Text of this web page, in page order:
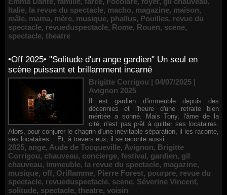
Italie, la revue du spectacle, macho, magazine, maison,
mâle, mama, mère, musique, phallus, Pouilles, revue du
spectacle, revueduspectacle, Rome, Rouen, scene,
spectacle, theatre
•Off 2025• "Solitude d'un ange gardien" Un seul en
scène puissant et brillamment incarné
Brigitte Corrigou | 04/07/2025 |
Avignon 2025
Il est gardien d'immeuble depuis des
décennies et l'heure d'une retraite bien
méritée a sonné. Mais Tony, l'âme de la
cité, n'est pas prêt à quitter ses locataires.
Alors, pour conjurer le chagrin d'une inévitable séparation, il les raconte,
ses locataires... Et, à travers eux, il se raconte aussi....
2025, ange, Aude de Tocqueville, Avignon, Brigitte
Corrigou, chauveau, concierge, festival, gardien, gil
chauveau, immeuble, la revue du spectacle, magazine,
musique, off, Oriflamme, Pierre Forest, pourpre, revue du
spectacle, revueduspectacle, scene, Séverine Vincent,
solitude, spectacle, theatre, voisin